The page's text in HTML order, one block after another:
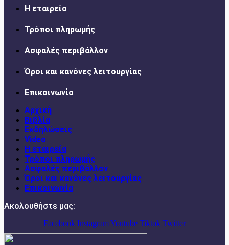
Η εταιρεία
Τρόποι πληρωμής
Ασφαλές περιβάλλον
Όροι και κανόνες λειτουργίας
Επικοινωνία
Αρχική
Βιβλία
Εκδηλώσεις
Video
Η εταιρεία
Τρόποι πληρωμής
Ασφαλές περιβάλλον
Όροι και κανόνες λειτουργίας
Επικοινωνία
Ακολουθήστε μας:
Facebook InstagramYoutube Tiktok Twitter